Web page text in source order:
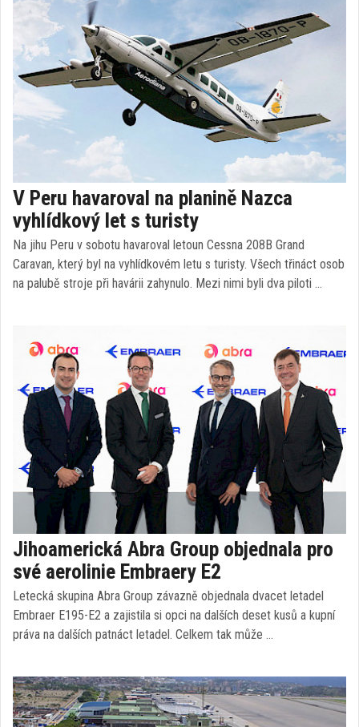
V Peru havaroval na planině Nazca
vyhlídkový let s turisty
Na jihu Peru v sobotu havaroval letoun Cessna 208B Grand
Caravan, který byl na vyhlídkovém letu s turisty. Všech třináct osob
na palubě stroje při havárii zahynulo. Mezi nimi byli dva piloti …
Jihoamerická Abra Group objednala pro
své aerolinie Embraery E2
Letecká skupina Abra Group závazně objednala dvacet letadel
Embraer E195-E2 a zajistila si opci na dalších deset kusů a kupní
práva na dalších patnáct letadel. Celkem tak může …